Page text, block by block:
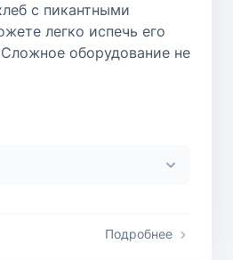
с пикантными
легко испечь его
оборудование не
Подробнее